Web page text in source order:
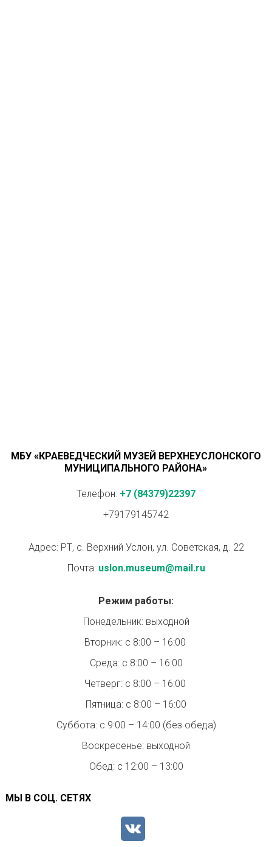
МБУ «КРАЕВЕДЧЕСКИЙ МУЗЕЙ ВЕРХНЕУСЛОНСКОГО
МУНИЦИПАЛЬНОГО РАЙОНА»
Телефон: +7 (84379)22397
+79179145742
Адрес: РТ, с. Верхний Услон, ул. Советская, д. 22
Почта: uslon.museum@mail.ru
Режим работы:
Понедельник: выходной
Вторник: с 8:00 – 16:00
Среда: с 8:00 – 16:00
Четверг: с 8:00 – 16:00
Пятница: с 8:00 – 16:00
Суббота: с 9:00 – 14:00 (без обеда)
Воскресенье: выходной
Обед: с 12:00 – 13:00
МЫ В СОЦ. СЕТЯХ